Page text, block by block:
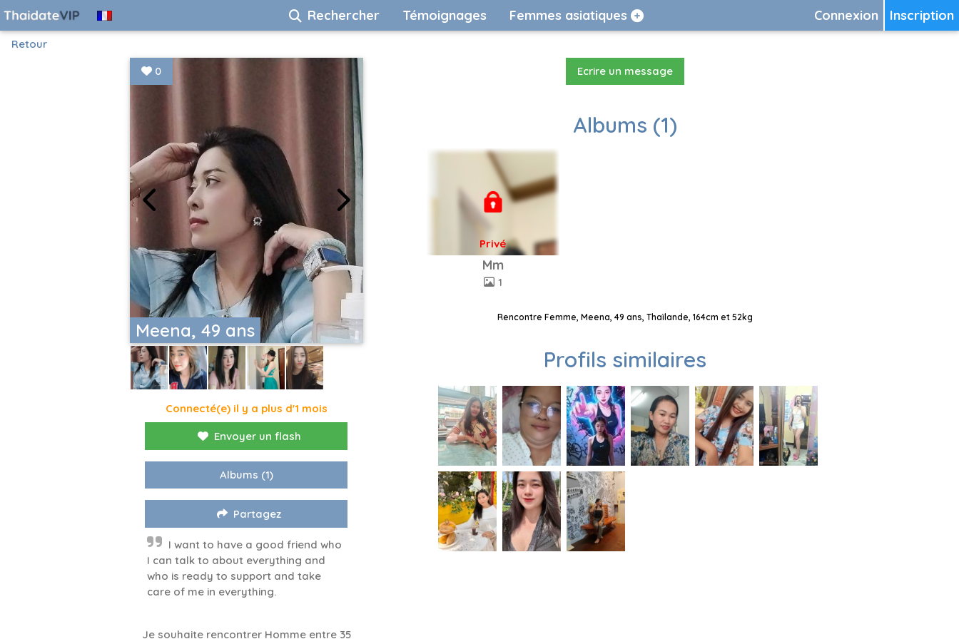
Inscription
Connexion
Rechercher Témoignages Femmes asiatiques
Retour
Meena, 49 ans
0
Connecté(e) il y a plus d'1 mois
Envoyer un flash
Albums (1)
Partagez
I want to have a good friend who
I can talk to about everything and
who is ready to support and take
care of me in everything.
Je souhaite rencontrer Homme entre 35
Ecrire un message
Albums (1)
Privé
Mm
1
Rencontre Femme, Meena, 49 ans, Thaïlande, 164cm et 52kg
Profils similaires